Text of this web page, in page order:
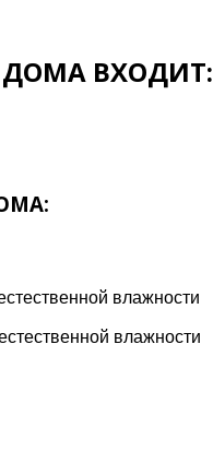
ВХОДИТ:
влажности
влажности